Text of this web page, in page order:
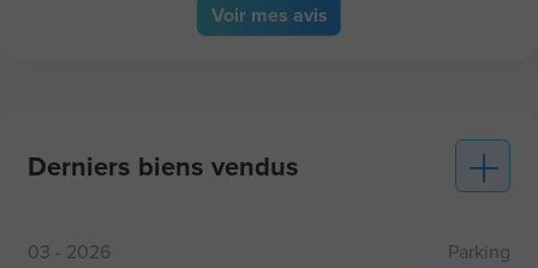
Voir mes avis
Derniers biens vendus
03 - 2026
Parking